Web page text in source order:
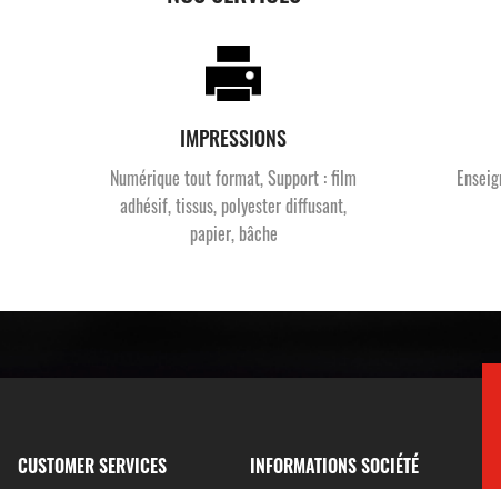
IMPRESSIONS
Numérique tout format, Support : film
adhésif, tissus, polyester diffusant,
papier, bâche
CUSTOMER SERVICES INFORMATIONS SOCIÉTÉ